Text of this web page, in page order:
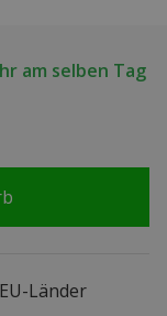
am selben Tag
Länder